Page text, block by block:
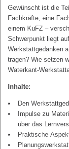
Gewünscht ist die
Fachkräfte, eine
einem KuFZ –
Schwerpunkt liegt
Werkstattgedanken
tragen? Wie setzen
Waterkant-
Inhalte:
Den
Impulse zu
über das
Praktische